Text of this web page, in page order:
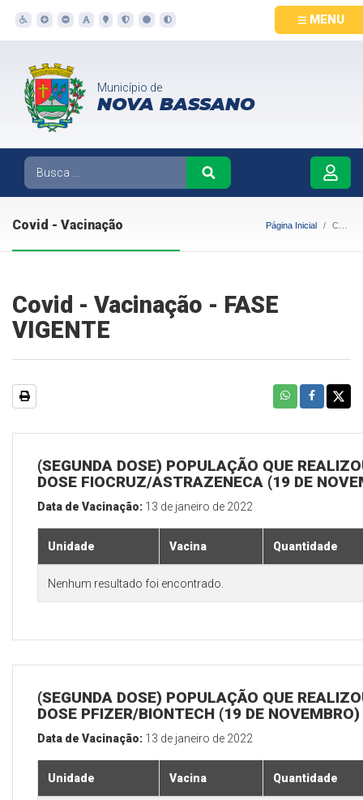
MENU
Município de
NOVA BASSANO
Covid - Vacinação Página Inicial Covid - Vacinação
Covid - Vacinação - FASE
VIGENTE
(SEGUNDA DOSE) POPULAÇÃO QUE
DOSE FIOCRUZ/ASTRAZENECA (19 DE
Data de Vacinação: 13 de janeiro de 2022
Unidade Vacina Quantidade
Nenhum resultado foi encontrado.
(SEGUNDA DOSE) POPULAÇÃO QUE
DOSE PFIZER/BIONTECH (19 DE NOVEMBRO)
Data de Vacinação: 13 de janeiro de 2022
Unidade Vacina Quantidade